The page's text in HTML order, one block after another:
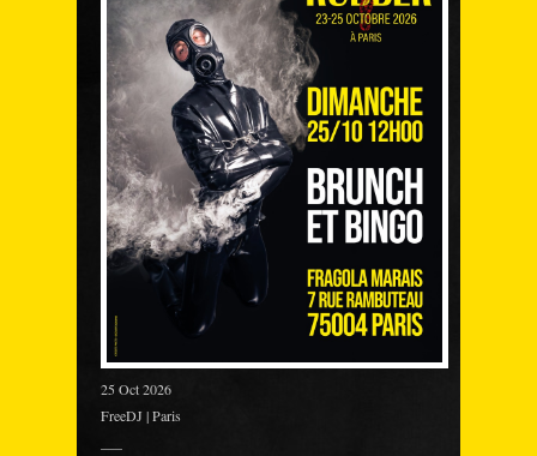
25 Oct 2026
FreeDJ | Paris